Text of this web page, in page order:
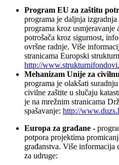
Program EU za zaštitu
programa je daljnja
programa kroz usmjeravanje
potrošača kroz sigurnost,
ovršne radnje. Više
stranicama Europski
http://
Mehanizam Unije za
programa je olakšati
civilne zaštite u slučaju
je na mrežnim stranicama
spašavanje: http://
Europa za građane -
potpora projektima
građanstva. Više informacija
za udruge: